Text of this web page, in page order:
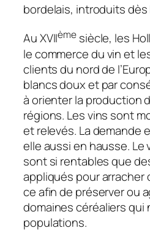
bordelais, introduits dès
Au XVIIème siècle, les
le commerce du vin et
clients du nord de
blancs doux et par
à orienter la production
régions. Les vins sont
et relevés. La demande
elle aussi en hausse. Le
sont si rentables que
appliqués pour arracher
ce afin de préserver ou
domaines céréaliers qui
populations.